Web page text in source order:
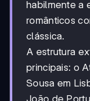
habilmente a
românticos
clássica.
A estrutura
principais: o
Sousa em